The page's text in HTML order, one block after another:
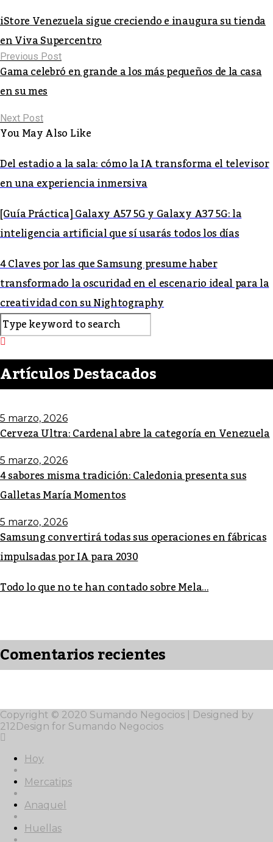
iStore Venezuela sigue creciendo e inaugura su tienda
en Viva Supercentro
Previous Post
Gama celebró en grande a los más pequeños de la casa
en su mes
Next Post
You May Also Like
Del estadio a la sala: cómo la IA transforma el televisor
en una experiencia inmersiva
[Guía Práctica] Galaxy A57 5G y Galaxy A37 5G: la
inteligencia artificial que sí usarás todos los días
4 Claves por las que Samsung presume haber
transformado la oscuridad en el escenario ideal para la
creatividad con su Nightography
Artículos Destacados
5 marzo, 2026
Cerveza Ultra: Cardenal abre la categoría en Venezuela
5 marzo, 2026
4 sabores misma tradición: Caledonia presenta sus
Galletas María Momentos
5 marzo, 2026
Samsung convertirá todas sus operaciones en fábricas
impulsadas por IA para 2030
Todo lo que no te han contado sobre Mela...
Comentarios recientes
Copyright © 2020 Sumando Negocios | Designed by
212Design for Sumando Negocios
Hoy
Mercatips
Anaquel
Huellas